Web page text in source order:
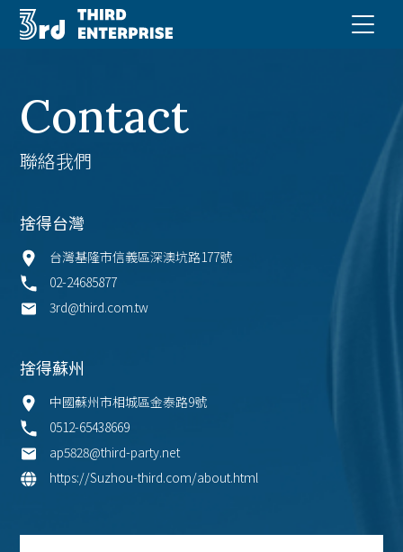
Contact
聯絡我們
捨得台灣
台灣基隆市信義區深澳坑路177號
02-24685877
3rd@third.com.tw
捨得蘇州
中國蘇州市相城區金泰路9號
0512-65438669
ap5828@third-party.net
https://Suzhou-third.com/about.html